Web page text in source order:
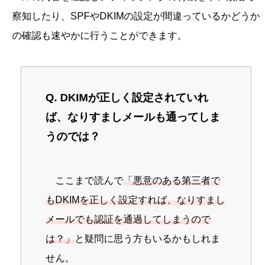
察知したり、SPFやDKIMの設定が間違っているかどうか
の確認も速やかに行うことができます。
Q. DKIMが正しく設定されていれ
ば、なりすましメールも通ってしま
うのでは？
ここまで読んで「悪意のある第三者で
もDKIMを正しく設定すれば、なりすまし
メールでも認証を通過してしまうので
は？」と疑問に思う方もいるかもしれま
せん。